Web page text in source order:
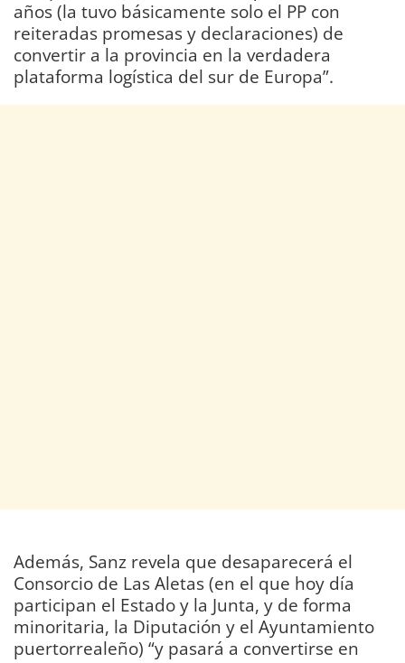
años (la tuvo básicamente solo el PP con
reiteradas promesas y declaraciones) de
convertir a la provincia en la verdadera
plataforma logística del sur de Europa”.
Además, Sanz revela que desaparecerá el
Consorcio de Las Aletas (en el que hoy día
participan el Estado y la Junta, y de forma
minoritaria, la Diputación y el Ayuntamiento
puertorrealeño) “y pasará a convertirse en